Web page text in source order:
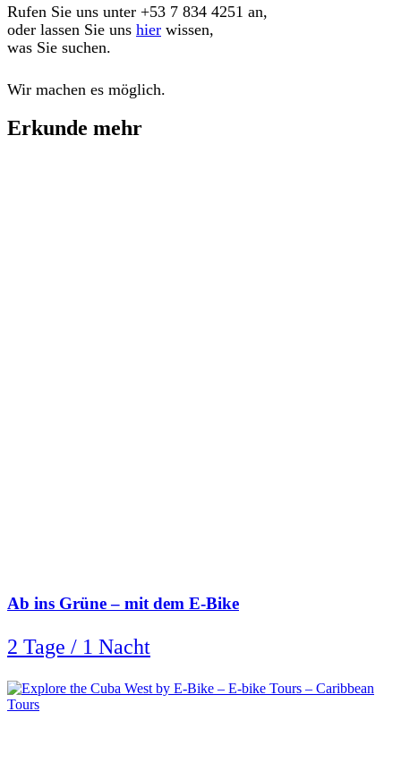
Rufen Sie uns unter +53 7 834 4251 an,
oder lassen Sie uns hier wissen,
was Sie suchen.
Wir machen es möglich.
Erkunde mehr
Ab ins Grüne – mit dem E-Bike
2 Tage / 1 Nacht